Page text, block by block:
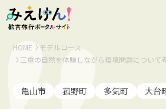
HOME
モデルコース
三重の自然を体験しながら環境問題につい
亀山市 菰野町 多気町 大台